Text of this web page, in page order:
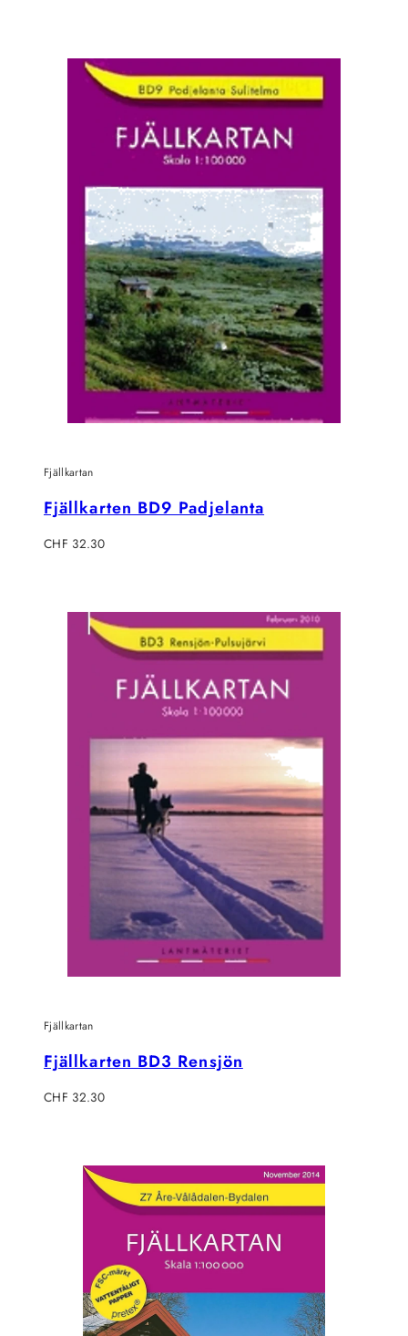
Fjällkartan
Fjällkarten BD9 Padjelanta
Regulärer
CHF 32.30
Fjällkartan
Fjällkarten BD3 Rensjön
Regulärer
CHF 32.30